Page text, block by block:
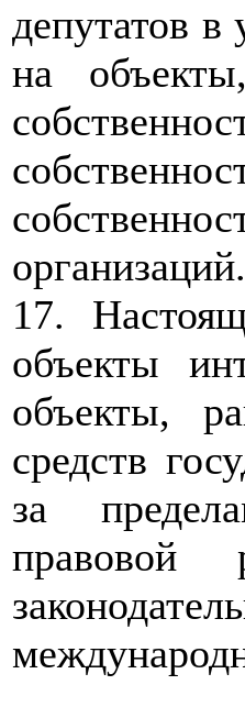
депутатов
на
организаций.
17.
объекты
объекты,
средств
за
правовой